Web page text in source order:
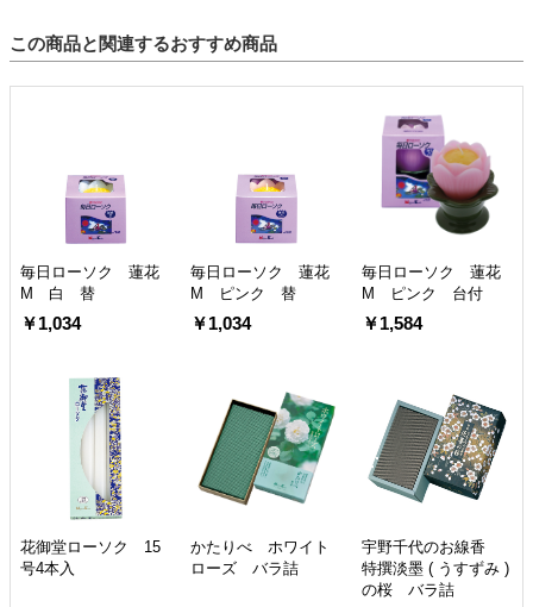
この商品と関連するおすすめ商品
毎日ローソク 蓮花
M 白 替
￥1,034
毎日ローソク 蓮花
M ピンク 替
￥1,034
毎日ローソク 蓮花
M ピンク 台付
￥1,584
花御堂ローソク 15
号4本入
かたりべ ホワイト
ローズ バラ詰
宇野千代のお線香
特撰淡墨 ( うすずみ )
の桜 バラ詰